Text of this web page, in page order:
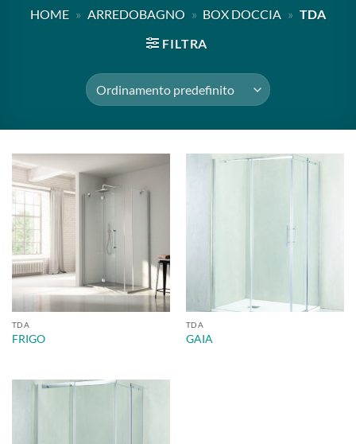
HOME » ARREDOBAGNO » BOX DOCCIA » TDA
FILTRA
TDA
FRIGO
TDA
GAIA